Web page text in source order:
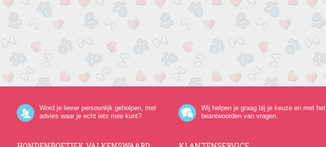
Word je liever persoonlijk geholpen, met
advies waar je echt iets mee kunt?
Wij helpen je graag bij je keuze en met het
beantwoorden van vragen.